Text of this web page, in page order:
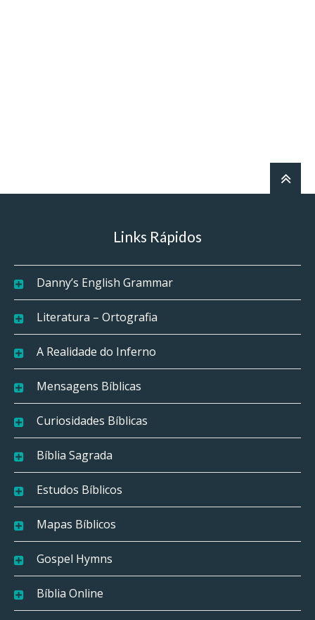
Links Rápidos
Danny’s English Grammar
Literatura – Ortografia
A Realidade do Inferno
Mensagens Bíblicas
Curiosidades Bíblicas
Bíblia Sagrada
Estudos Bíblicos
Mapas Bíblicos
Gospel Hymns
Bíblia Online